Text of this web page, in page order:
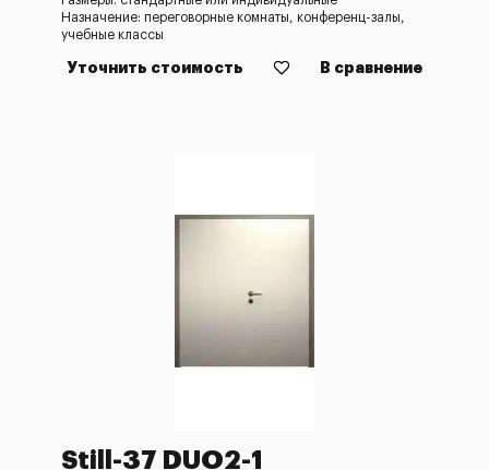
Назначение: переговорные комнаты, конференц-залы,
учебные классы
Уточнить стоимость В сравнение
Still-37 DUO2-1